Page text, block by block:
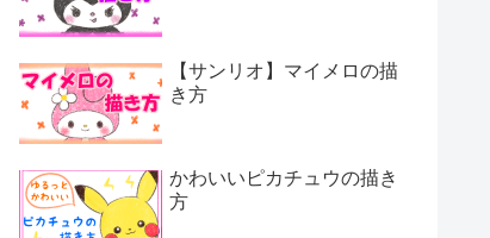
【サンリオ】マイメロの描
き方
かわいいピカチュウの描き
方